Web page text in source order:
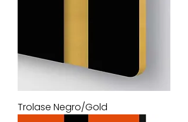
Trolase Negro/Gold